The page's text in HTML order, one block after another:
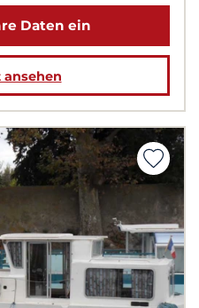
Daten ein
ansehen